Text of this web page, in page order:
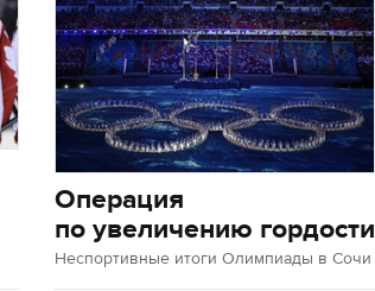
Операция
по увеличению гордости
Неспортивные итоги Олимпиады в Сочи